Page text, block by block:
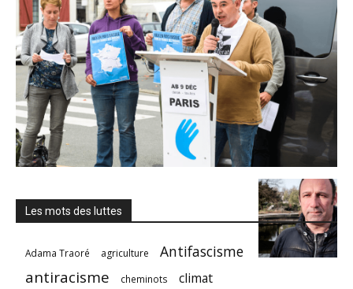
Les mots des luttes
Adama Traoré agriculture Antifascisme
antiracisme cheminots climat